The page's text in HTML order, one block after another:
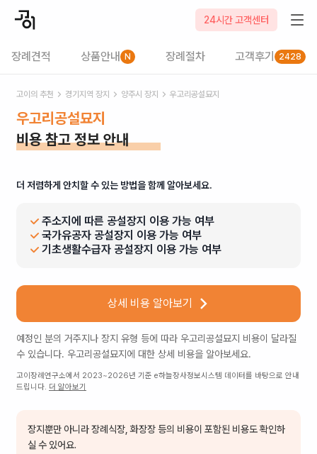
24시간 고객센터
장례견적 상품안내 N 장례절차 고객후기 2428
고이의 추천 경기 지역 장지 양주시 장지 우고리공설묘지
우고리공설묘지
비용 참고 정보 안내
더 저렴하게 안치할 수 있는 방법을 함께 알아보세요.
주소지에 따른 공설장지 이용 가능 여부
국가유공자 공설장지 이용 가능 여부
기초생활수급자 공설장지 이용 가능 여부
상세 비용 알아보기
예정인 분의 거주지나 장지 유형 등에 따라 우고리공설묘지 비용이 달라질
수 있습니다. 우고리공설묘지 에 대한 상세 비용을 알아보세요.
고이장례연구소에서 2023~2026년 기준 e하늘장사정보시스템 데이터를 바탕으로 안내
드립니다. 더 알아보기
장지뿐만 아니라 장례식장, 화장장 등의 비용이 포함된 비용도 확인하
실 수 있어요.